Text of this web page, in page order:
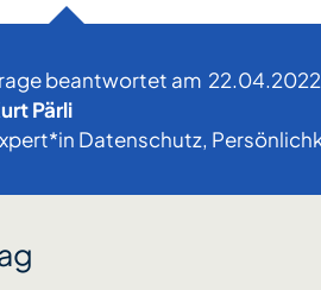
beantwortet am 22.04.2022
Pärli
Datenschutz,